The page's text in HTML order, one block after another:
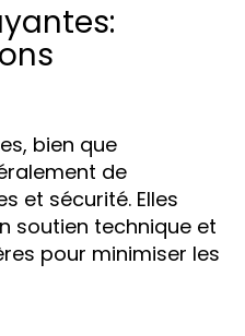
bien que
de
et sécurité. Elles
soutien technique et
pour minimiser les